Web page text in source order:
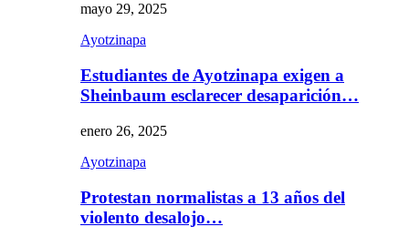
mayo 29, 2025
Ayotzinapa
Estudiantes de Ayotzinapa exigen a
Sheinbaum esclarecer desaparición…
enero 26, 2025
Ayotzinapa
Protestan normalistas a 13 años del
violento desalojo…